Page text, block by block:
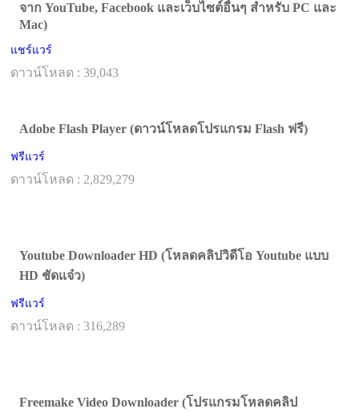
จาก YouTube, Facebook และเว็บไซต์อื่นๆ สำหรับ PC และ
Mac)
แชร์แวร์
ดาวน์โหลด : 39,043
Adobe Flash Player (ดาวน์โหลดโปรแกรม Flash ฟรี)
ฟรีแวร์
ดาวน์โหลด : 2,829,279
Youtube Downloader HD (โหลดคลิปวิดีโอ Youtube แบบ
HD ชัดแจ๋ว)
ฟรีแวร์
ดาวน์โหลด : 316,289
Freemake Video Downloader (โปรแกรมโหลดคลิป